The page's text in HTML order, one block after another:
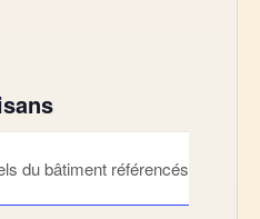
du bâtiment référencés